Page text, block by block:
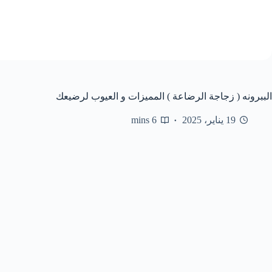
الببرونه ( زجاجة الرضاعة ) المميزات و العيوب لرضيعك
19 يناير، 2025 6 mins